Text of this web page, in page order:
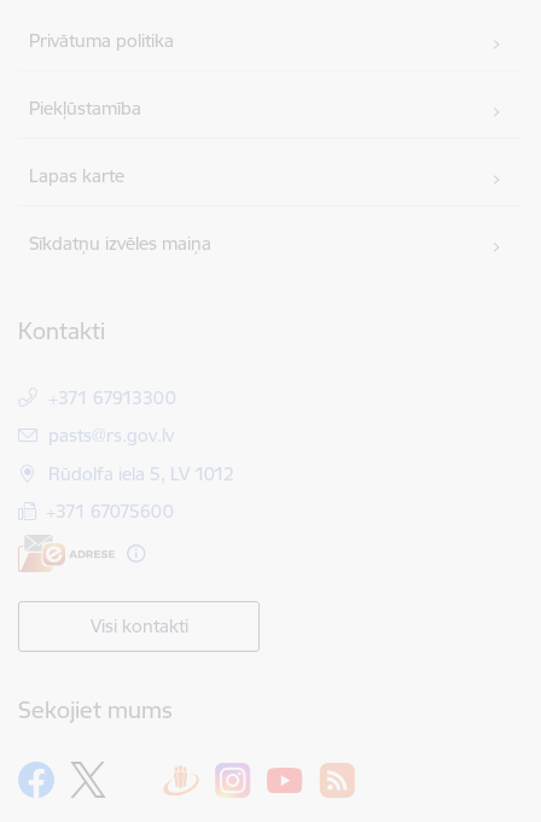
Privātuma politika
Piekļūstamība
Lapas karte
Sīkdatņu izvēles maiņa
Kontakti
+371 67913300
E-pasts:
pasts@rs.gov.lv
Rūdolfa iela 5, LV 1012
+371 67075600
Visi kontakti
Sekojiet mums